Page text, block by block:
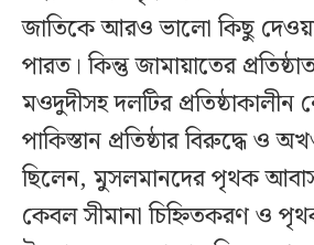
জাতিকে আরও ভালো কিছু
পারত। কিন্তু জামায়াতের
মওদুদীসহ দলটির প্রতিষ্ঠাকালীন
পাকিস্তান প্রতিষ্ঠার বিরুদ্ধে ও
ছিলেন, মুসলমানদের পৃথক
কেবল সীমানা চিহ্নিতকরণ ও